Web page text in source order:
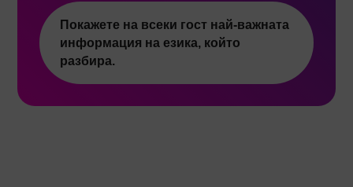
Покажете на всеки гост най-важната
информация на езика, който
разбира.